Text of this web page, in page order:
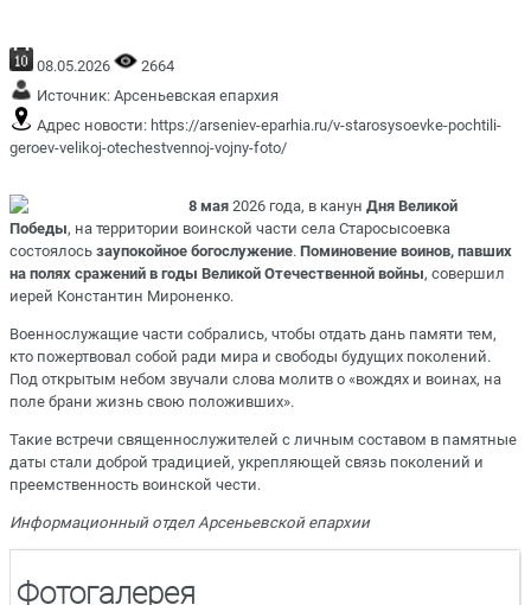
08.05.2026
2664
Источник: Арсеньевская епархия
Адрес новости: https://arseniev-eparhia.ru/v-starosysoevke-pochtili-
geroev-velikoj-otechestvennoj-vojny-foto/
8 мая 2026 года, в канунДня Великой
Победы, на территории воинской части села Старосысоевка
состоялось заупокойное богослужение. Поминовение воинов, павших
на полях сражений в годы Великой Отечественной войны, совершил
иерей Константин Мироненко.
Военнослужащие части собрались, чтобы отдать дань памяти тем,
кто пожертвовал собой ради мира и свободы будущих поколений.
Под открытым небом звучали слова молитв о «вождях и воинах, на
поле брани жизнь свою положивших».
Такие встречи священнослужителей с личным составом в памятные
даты стали доброй традицией, укрепляющей связь поколений и
преемственность воинской чести.
Информационный отдел Арсеньевской епархии
Фотогалерея